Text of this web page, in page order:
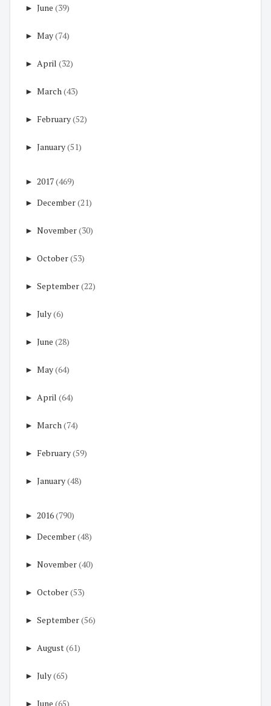
► June (39)
► May(74)
► April (32)
► March(43)
► February(52)
► January(51)
► 2017(469)
► December(21)
► November(30)
► October(53)
► September(22)
► July(6)
► June (28)
► May(64)
► April (64)
► March(74)
► February(59)
► January(48)
► 2016(790)
► December(48)
► November(40)
► October(53)
► September(56)
► August(61)
► July(65)
► June (65)